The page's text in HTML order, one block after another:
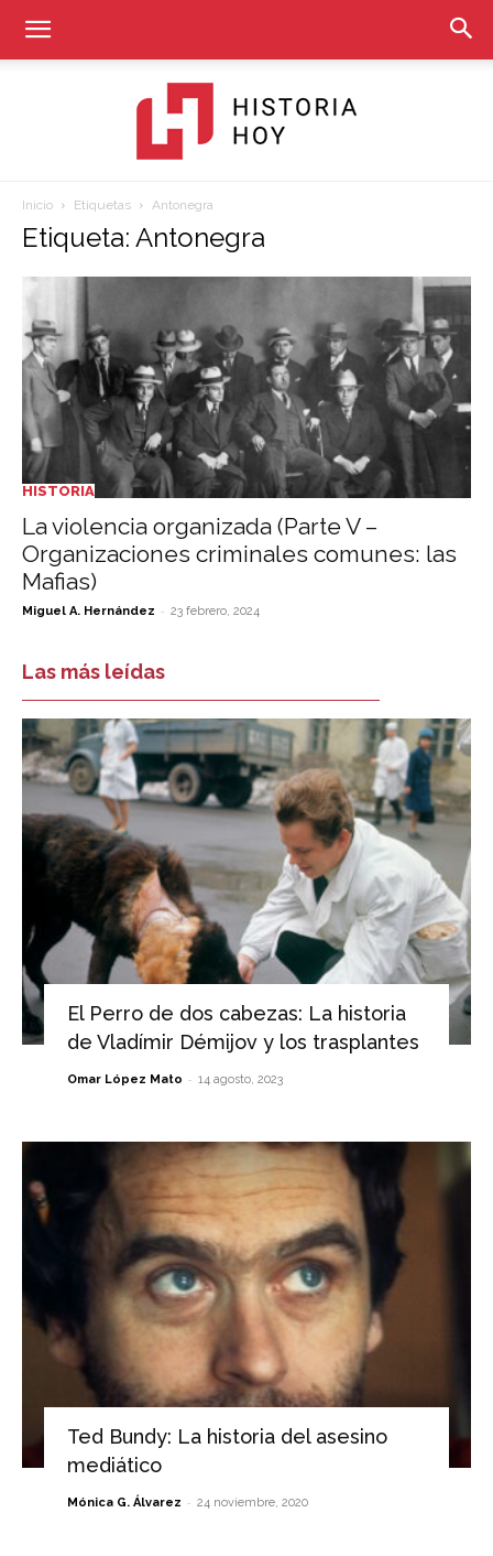
Inicio Etiquetas Antonegra
Etiqueta: Antonegra
HISTORIA
La violencia organizada (Parte V –
Organizaciones criminales comunes: las
Mafias)
Miguel A. Hernández - 23 febrero, 2024
Las más leídas
El Perro de dos cabezas: La historia
de Vladímir Démijov y los trasplantes
Omar López Mato - 14 agosto, 2023
Ted Bundy: La historia del asesino
mediático
Mónica G. Álvarez - 24 noviembre, 2020